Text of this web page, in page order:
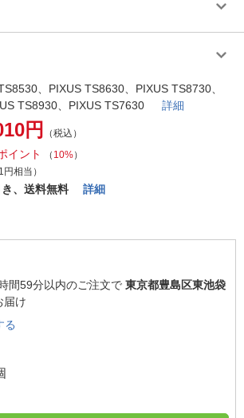
、PIXUS TS8630、PIXUS TS8730、
TS8930、PIXUS TS7630 詳細
円 （税込）
イント （ 10%）
円相当）
き、送料無料 詳細
間59分以内のご注文で 東京都豊島区東池袋
届け
る